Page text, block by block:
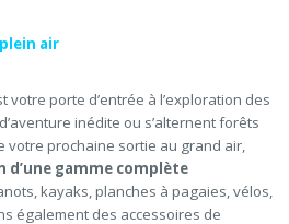
air
votre porte d’entrée à l’exploration des
inédite ou s’alternent forêts
votre prochaine sortie au grand air,
d’une gamme complète
kayaks, planches à pagaies, vélos,
également des accessoires de